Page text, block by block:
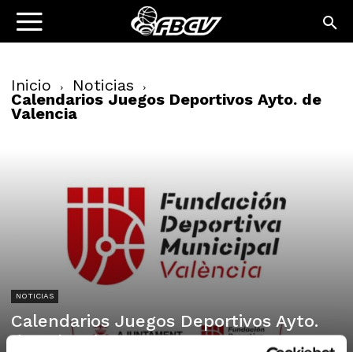
Inicio Noticias
Calendarios Juegos Deportivos Ayto. de
Valencia
NOTICIAS
Calendarios Juegos Deportivos Ayto.
de Valencia